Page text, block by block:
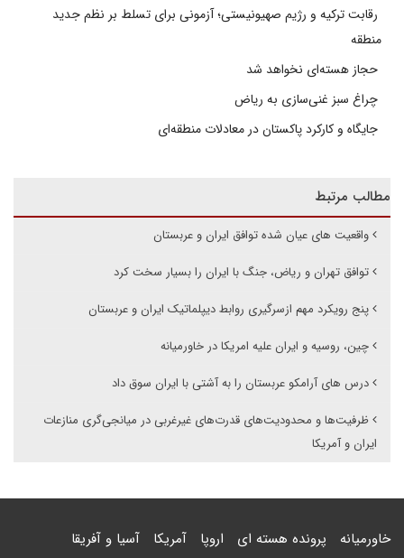
رقابت ترکیه و رژیم صهیونیستی؛ آزمونی برای تسلط بر نظم جدید
منطقه
حجاز هسته‌ای نخواهد شد
چراغ سبز غنی‌سازی به ریاض
جایگاه و کارکرد پاکستان در معادلات منطقه‌ای
مطالب مرتبط
واقعیت های عیان شده توافق ایران و عربستان
توافق تهران و ریاض، جنگ با ایران را بسیار سخت کرد
پنج رویکرد مهم ازسرگیری روابط دیپلماتیک ایران و عربستان
چین، روسیه و ایران علیه امریکا در خاورمیانه
درس های آرامکو عربستان را به آشتی با ایران سوق داد
ظرفیت‌ها و محدودیت‌های قدرت‌های غیرغربی در میانجی‌گری منازعات
ایران و آمریکا
خاورمیانه پرونده هسته ای اروپا آمریکا آسیا و آفریقا